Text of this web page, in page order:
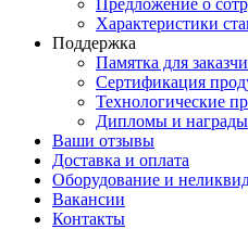
Предложение о
Характеристики
Поддержка
Памятка для
Сертификация
Технологические
Дипломы и награды
Ваши отзывы
Доставка и оплата
Оборудование и
Вакансии
Контакты